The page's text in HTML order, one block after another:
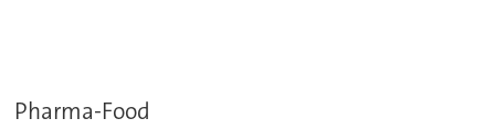
Pharma-Food